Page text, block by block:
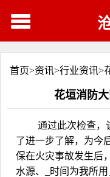
首页>资讯>行业资讯>
花垣消防
通过此次检查，
了进一步了解，为今
保在火灾事故发生后
水源、_时间为我所